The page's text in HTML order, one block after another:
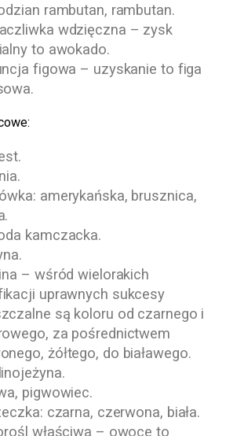
rambutan, rambutan.
wdzięczna – zysk
to awokado.
figowa – uzyskanie to figa
amerykańska, brusznica,
kamczacka.
– wśród wielorakich
uprawnych sukcesy
są koloru od czarnego i
za pośrednictwem
żółtego, do białawego.
pigwowiec.
czarna, czerwona, biała.
właściwa – owoce to